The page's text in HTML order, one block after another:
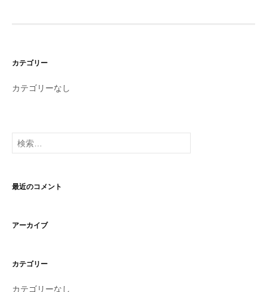
カテゴリー
カテゴリーなし
検
索:
最近のコメント
アーカイブ
カテゴリー
カテゴリーなし